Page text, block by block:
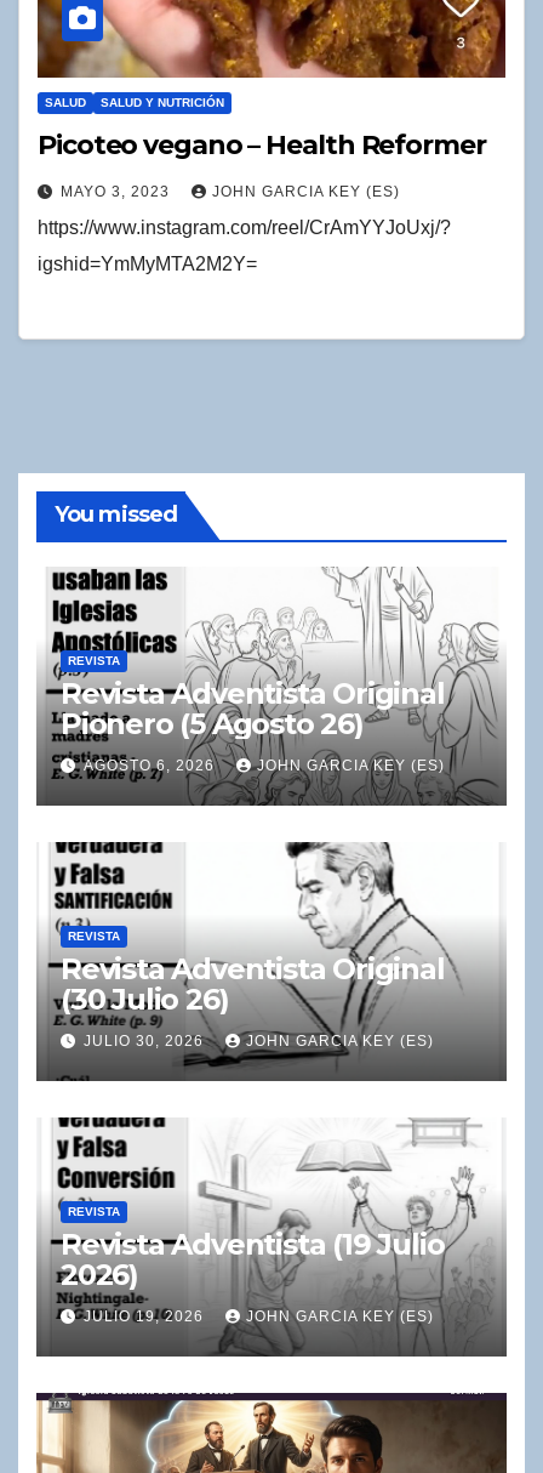
SALUD SALUD Y NUTRICIÓN
Picoteo vegano – Health Reformer
MAYO 3, 2023 JOHN GARCIA KEY (ES)
https://www.instagram.com/reel/CrAmYYJoUxj/?
igshid=YmMyMTA2M2Y=
You missed
REVISTA
Revista Adventista Original
Pionero (5 Agosto 26)
AGOSTO 6, 2026 JOHN GARCIA KEY (ES)
REVISTA
Revista Adventista Original
(30 Julio 26)
JULIO 30, 2026 JOHN GARCIA KEY (ES)
REVISTA
Revista Adventista (19 Julio
2026)
JULIO 19, 2026 JOHN GARCIA KEY (ES)